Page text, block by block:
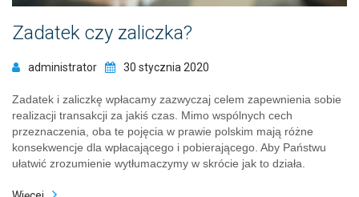
Zadatek czy zaliczka?
administrator 30 stycznia 2020
Zadatek i zaliczkę wpłacamy zazwyczaj celem zapewnienia sobie
realizacji transakcji za jakiś czas. Mimo wspólnych cech
przeznaczenia, oba te pojęcia w prawie polskim mają różne
konsekwencje dla wpłacającego i pobierającego. Aby Państwu
ułatwić zrozumienie wytłumaczymy w skrócie jak to działa.